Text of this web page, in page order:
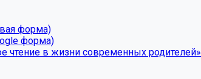
форма)
форма)
чтение в жизни современных родителей»